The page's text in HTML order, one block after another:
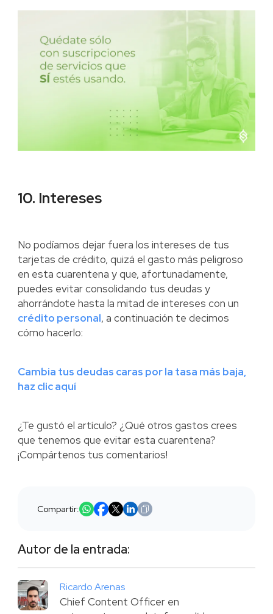
10. Intereses
No podíamos dejar fuera los intereses de tus
tarjetas de crédito, quizá el gasto más peligroso
en esta cuarentena y que, afortunadamente,
puedes evitar consolidando tus deudas y
ahorrándote hasta la mitad de intereses con un
crédito personal, a continuación te decimos
cómo hacerlo:
Cambia tus deudas caras por la tasa más baja,
haz clic aquí
¿Te gustó el artículo? ¿Qué otros gastos crees
que tenemos que evitar esta cuarentena?
¡Compártenos tus comentarios!
Compartir:
Autor de la entrada:
Ricardo Arenas
Chief Content Officer en